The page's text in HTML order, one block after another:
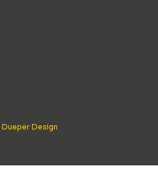
Dueper Design